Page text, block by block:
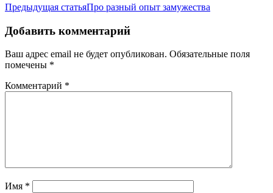
Навигация
по
записям
Предыдущая статьяПро разный опыт замужества
Добавить комментарий
Ваш адрес email не будет опубликован. Обязательные поля
помечены *
Комментарий *
Имя *